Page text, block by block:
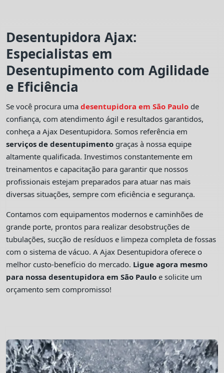
Desentupidora Ajax:
Especialistas em
Desentupimento com Agilidade
e Eficiência
Se você procura umadesentupidora em São Paulo de
confiança, com atendimento ágil e resultados garantidos,
conheça a Ajax Desentupidora. Somos referência em
serviços de desentupimento graças à nossa equipe
altamente qualificada. Investimos constantemente em
treinamentos e capacitação para garantir que nossos
profissionais estejam preparados para atuar nas mais
diversas situações, sempre com eficiência e segurança.
Contamos com equipamentos modernos e caminhões de
grande porte, prontos para realizar desobstruções de
tubulações, sucção de resíduos e limpeza completa de fossas
com o sistema de vácuo. A Ajax Desentupidora oferece o
melhor custo-benefício do mercado. Ligue agora mesmo
para nossa desentupidora em São Paulo e solicite um
orçamento sem compromisso!